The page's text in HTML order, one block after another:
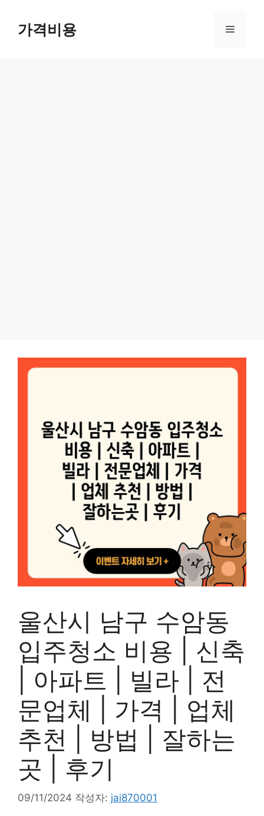
가격비용 메
울산시 남구 수암동
입주청소 비용 | 신축
| 아파트 | 빌라 | 전
문업체 | 가격 | 업체
추천 | 방법 | 잘하는
곳 | 후기
09/11/2024 작성자: jai870001